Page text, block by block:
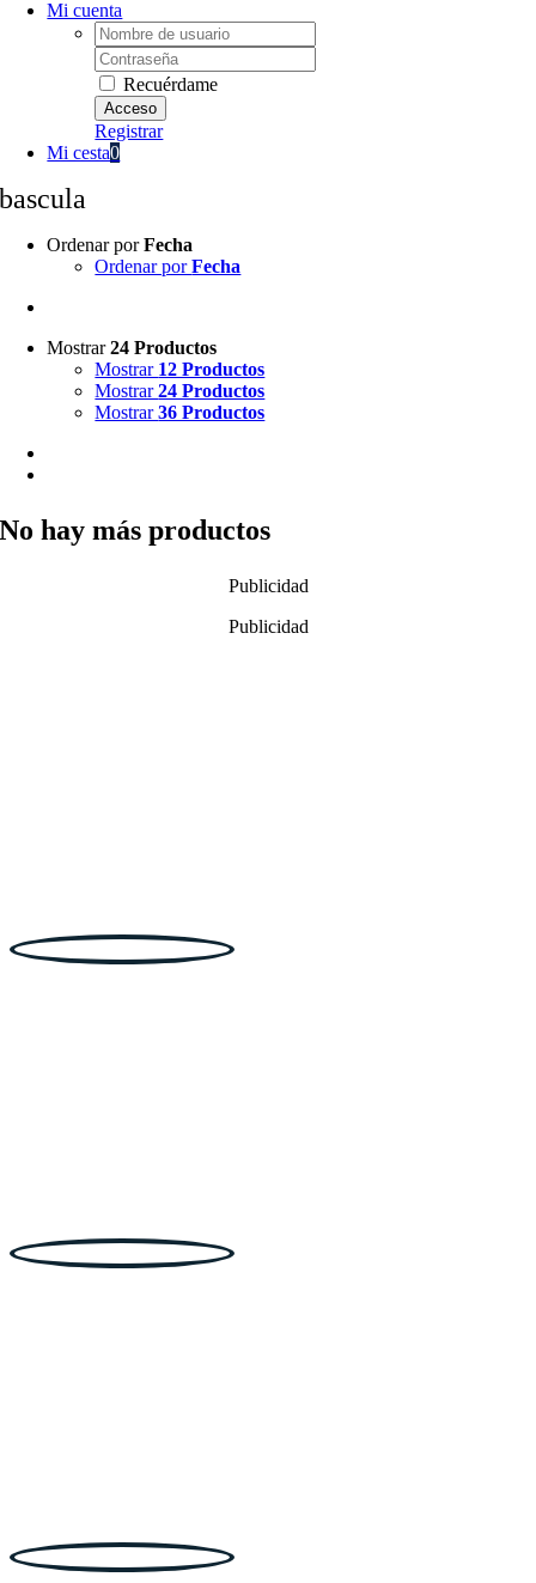
Mi cuenta
Username:
Password:
Recuérdame
Registrar
Mi cesta0
bascula
Ordenar porFecha
Ordenar porFecha
Mostrar24 Productos
Mostrar 12 Productos
Mostrar24 Productos
Mostrar36 Productos
No hay más productos
Publicidad
Publicidad